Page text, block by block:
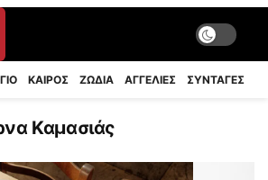
ΚΑΙΡΟΣ ΖΩΔΙΑ ΑΓΓΕΛΙΕΣ ΣΥΝΤΑΓΈΣ
Καμασιάς